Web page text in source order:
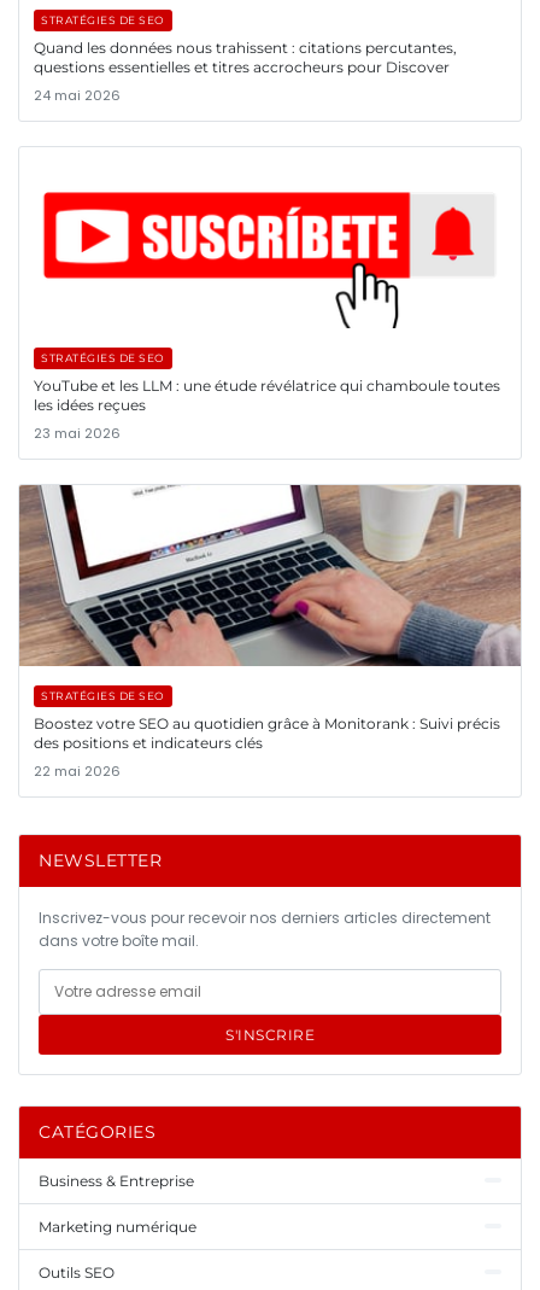
STRATÉGIES DE SEO
Quand les données nous trahissent : citations percutantes,
questions essentielles et titres accrocheurs pour Discover
24 mai 2026
STRATÉGIES DE SEO
YouTube et les LLM : une étude révélatrice qui chamboule toutes
les idées reçues
23 mai 2026
STRATÉGIES DE SEO
Boostez votre SEO au quotidien grâce à Monitorank : Suivi précis
des positions et indicateurs clés
22 mai 2026
NEWSLETTER
Inscrivez-vous pour recevoir nos derniers articles directement
dans votre boîte mail.
S'INSCRIRE
CATÉGORIES
Business & Entreprise
Marketing numérique
Outils SEO